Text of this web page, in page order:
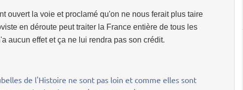
ouvert la voie et proclamé qu'on ne nous ferait plus taire
en déroute peut traiter la France entière de tous les
aucun effet et ça ne lui rendra pas son crédit.
de l'Histoire ne sont pas loin et comme elles sont